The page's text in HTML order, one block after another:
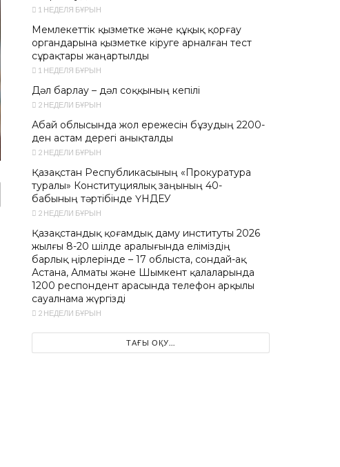
1 НЕДЕЛЯ БҰРЫН
Мемлекеттік қызметке және құқық қорғау
органдарына қызметке кіруге арналған тест
сұрақтары жаңартылды
1 НЕДЕЛЯ БҰРЫН
Дәл барлау – дәл соққының кепілі
2 НЕДЕЛИ БҰРЫН
Абай облысында жол ережесін бұзудың 2200-
ден астам дерегі анықталды
2 НЕДЕЛИ БҰРЫН
Қазақстан Республикасының «Прокуратура
туралы» Конституциялық заңының 40-
бабының тәртібінде ҮНДЕУ
2 НЕДЕЛИ БҰРЫН
Қазақстандық қоғамдық даму институты 2026
жылғы 8-20 шілде аралығында еліміздің
барлық өңірлерінде – 17 облыста, сондай-ақ
Астана, Алматы және Шымкент қалаларында
1200 респондент арасында телефон арқылы
сауалнама жүргізді
2 НЕДЕЛИ БҰРЫН
ТАҒЫ ОҚУ...